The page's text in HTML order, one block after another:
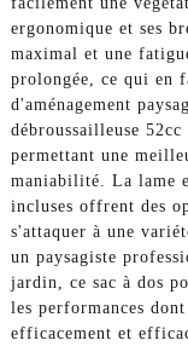
ergonomique et ses
maximal et une
prolongée, ce qui en
d'aménagement
débroussailleuse
permettant une
maniabilité. La lame
incluses offrent des
s'attaquer à une
un paysagiste
jardin, ce sac à dos
les performances
efficacement et